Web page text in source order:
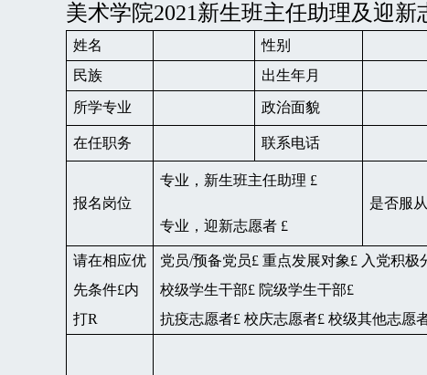
美术学院2021新生班主任助理及迎新
姓名 性别
民族 出生年月
所学专业 政治面貌
在任职务 联系电话
报名岗位
专业，新生班主任助理 £
专业，迎新志愿者 £
是否服
请在相应优
先条件£内
打R
党员/预备党员£ 重点发展对象£ 入党积极
校级学生干部£ 院级学生干部£
抗疫志愿者£ 校庆志愿者£ 校级其他志愿